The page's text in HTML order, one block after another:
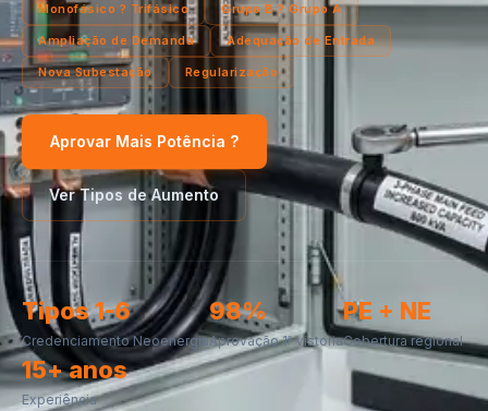
Monofásico ? Trifásico Grupo B ? Grupo A
Ampliação de Demanda Adequação de Entrada
Nova Subestação Regularização
Aprovar Mais Potência ?
Ver Tipos de Aumento
Tipos 1-6
Credenciamento Neoenergia
98%
Aprovação 1ª vistoria
PE + NE
Cobertura regional
15+ anos
Experiência